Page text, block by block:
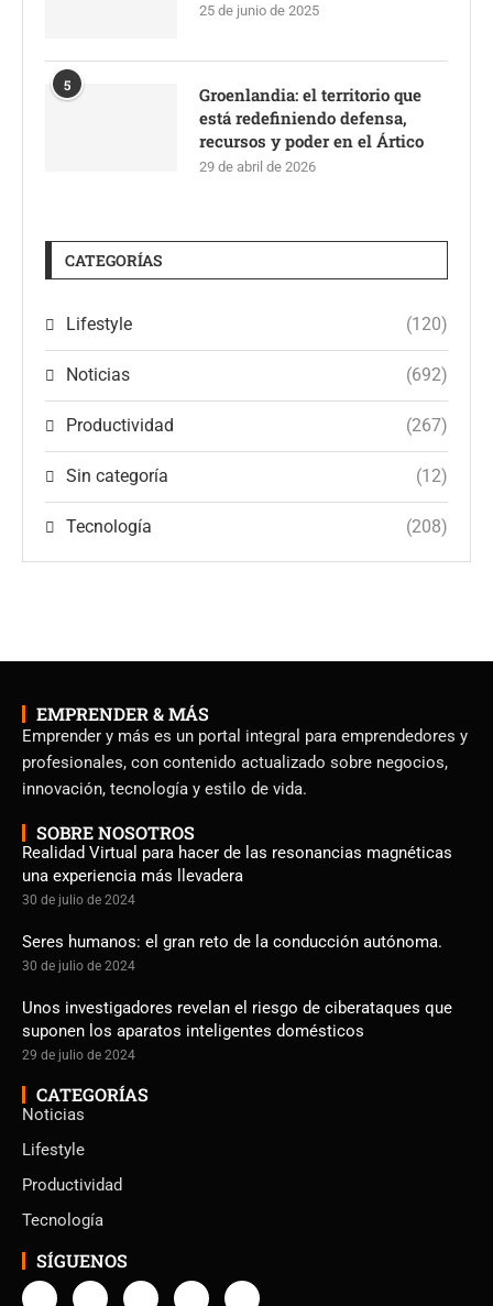
25 de junio de 2025
5
Groenlandia: el territorio que
está redefiniendo defensa,
recursos y poder en el Ártico
29 de abril de 2026
CATEGORÍAS
Lifestyle (120)
Noticias (692)
Productividad (267)
Sin categoría (12)
Tecnología (208)
EMPRENDER & MÁS
Emprender y más es un portal integral para emprendedores y
profesionales, con contenido actualizado sobre negocios,
innovación, tecnología y estilo de vida.
SOBRE NOSOTROS
Realidad Virtual para hacer de las resonancias magnéticas
una experiencia más llevadera
30 de julio de 2024
Seres humanos: el gran reto de la conducción autónoma.
30 de julio de 2024
Unos investigadores revelan el riesgo de ciberataques que
suponen los aparatos inteligentes domésticos
29 de julio de 2024
CATEGORÍAS
Noticias
Lifestyle
Productividad
Tecnología
SÍGUENOS